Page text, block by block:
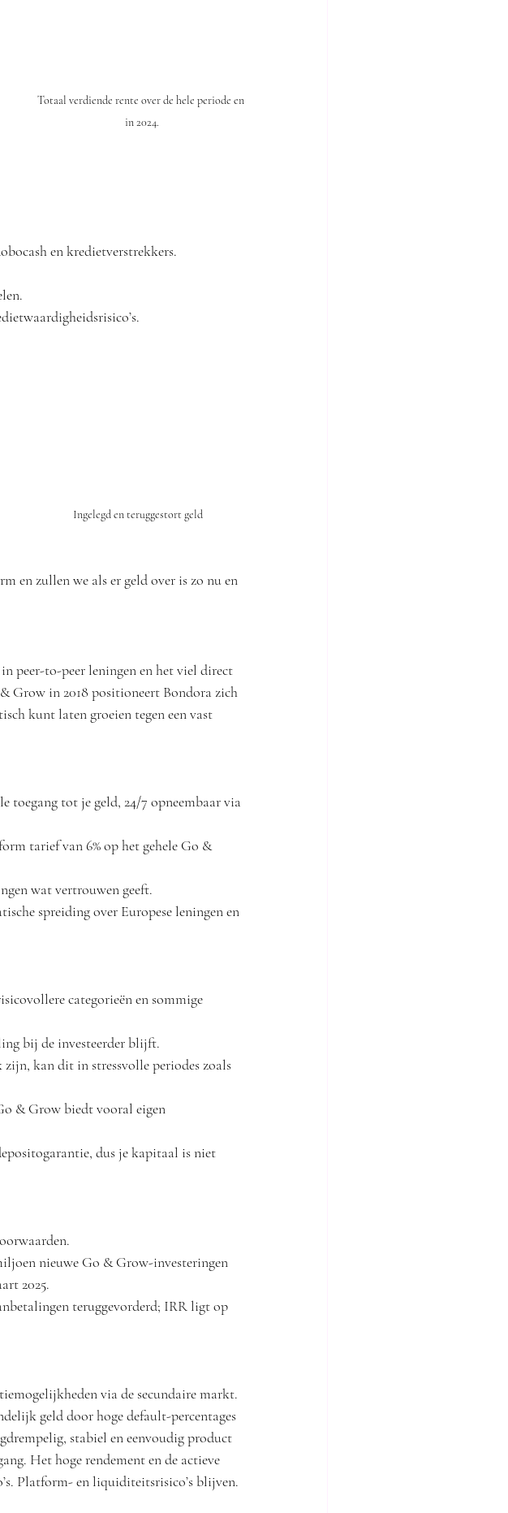
Totaal verdiende rente over de hele periode en
in 2024.
en kredietverstrekkers.
Ingelegd en teruggestort geld
en zullen we als er geld over is zo nu en
peer-to-peer leningen en het viel direct
Grow in 2018 positioneert Bondora zich
kunt laten groeien tegen een vast
toegang tot je geld, 24/7 opneembaar via
tarief van 6% op het gehele Go &
wat vertrouwen geeft.
spreiding over Europese leningen en
categorieën en sommige
bij de investeerder blijft.
kan dit in stressvolle periodes zoals
& Grow biedt vooral eigen
dus je kapitaal is niet
nieuwe Go & Grow-investeringen
2025.
teruggevorderd; IRR ligt op
via de secundaire markt.
geld door hoge default-percentages
stabiel en eenvoudig product
Het hoge rendement en de actieve
Platform- en liquiditeitsrisico’s blijven.